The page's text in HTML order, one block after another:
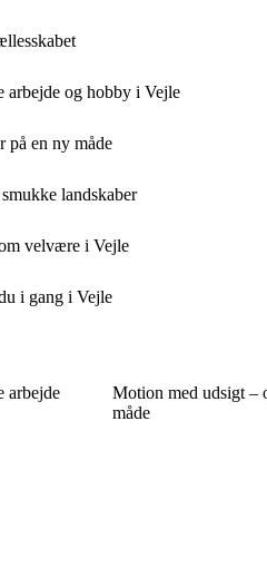
arbejde og hobby i Vejle
på en ny måde
landskaber
velvære i Vejle
i gang i Vejle
arbejde
Motion med udsigt –
måde